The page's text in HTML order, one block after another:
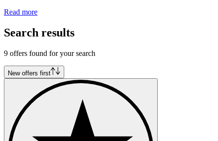
Read more
Search results
9 offers found for your search
New offers first